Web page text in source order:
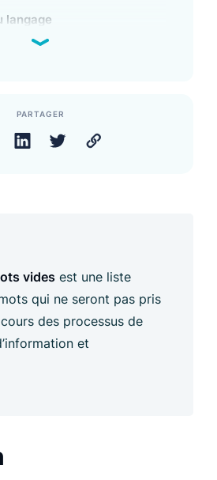
langage
PARTAGER
vides est une liste
qui ne seront pas pris
des processus de
et